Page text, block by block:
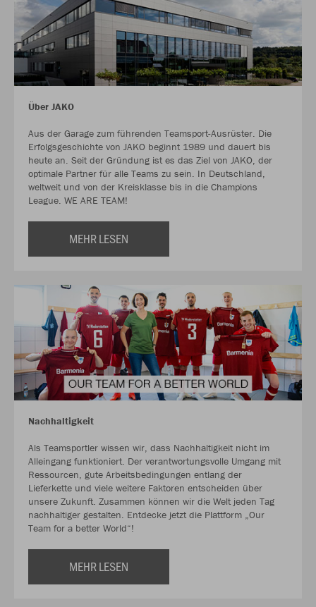
Über JAKO
Aus der Garage zum führenden Teamsport-Ausrüster. Die
Erfolgsgeschichte von JAKO beginnt 1989 und dauert bis
heute an. Seit der Gründung ist es das Ziel von JAKO, der
optimale Partner für alle Teams zu sein. In Deutschland,
weltweit und von der Kreisklasse bis in die Champions
League. WE ARE TEAM!
MEHR LESEN
Nachhaltigkeit
Als Teamsportler wissen wir, dass Nachhaltigkeit nicht im
Alleingang funktioniert. Der verantwortungsvolle Umgang mit
Ressourcen, gute Arbeitsbedingungen entlang der
Lieferkette und viele weitere Faktoren entscheiden über
unsere Zukunft. Zusammen können wir die Welt jeden Tag
nachhaltiger gestalten. Entdecke jetzt die Plattform „Our
Team for a better World“!
MEHR LESEN